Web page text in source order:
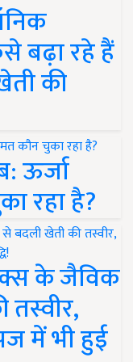
बढ़ा रहे हैं
की
ऊर्जा
रहा है?
के जैविक
तस्वीर,
में भी हुई